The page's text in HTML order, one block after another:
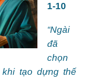
1-10
“Ngài
đã
chọn
tạo dựng thế